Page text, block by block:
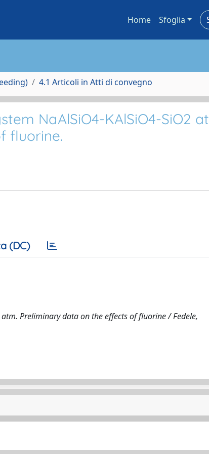
Home Sfoglia
4.1 Articoli in Atti di convegno
NaAlSiO4-KAlSiO4-SiO2 at
fluorine.
(DC)
Preliminary data on the effects of fluorine / Fedele,